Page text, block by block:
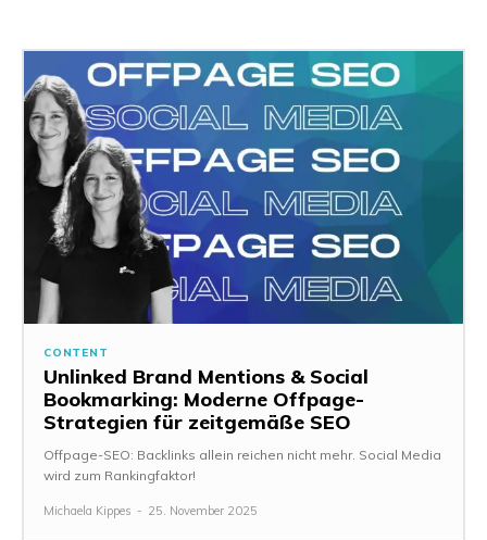
CONTENT
Unlinked Brand Mentions & Social
Bookmarking: Moderne Offpage-
Strategien für zeitgemäße SEO
Offpage-SEO: Backlinks allein reichen nicht mehr. Social Media
wird zum Rankingfaktor!
Michaela Kippes - 25. November 2025